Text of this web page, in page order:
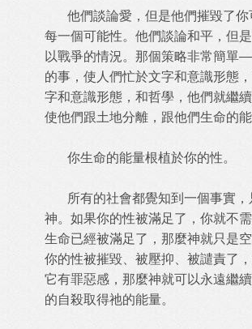
他們談論愛，但是他們摧毀了你
每一個可能性。他們談論和平，但
以戰爭的情況。那個策略非常簡單
的事，使人們忙於文字和意識形態
字和意識形態，和哲學，他們就繼
使他們跟土地分離，跟他們生命的能
你生命的能量根植於你的性。
所有的社會都覺知到一個事實，
神。如果你的性被滿足了，你就不
生命已經被滿足了，那麼神就只是
你的性被摧毀、被壓抑、被譴責了
它有罪惡感，那麼神就可以永遠繼
的自殺取得祂的能量。